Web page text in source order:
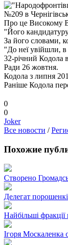
№209 в
Про це Високому
"Його
За його словами,
"До неї увійшли, в
32-річний Кодола
Ради 26 жовтня.
Кодола з липня
Раніше Кодола
0
0
Joker
Все новости /
Похожие
Створено
Делегат
Найбільші фракції
Ігоря Москаленка